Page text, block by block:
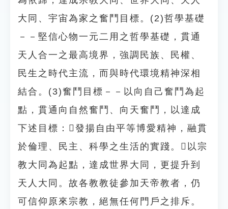
大同、宇宙為家之奮鬥目標。(2)哲學基礎
－－堅信心物一元二用之哲學基礎，貫通
天人合一之最高境界，強調民族、民權、
民生之時代主流，而與時代環境精神深相
結合。(3)奮鬥目標－－以向自己奮鬥為起
點，貫通向自然奮鬥、向天奮鬥，以達成
下述目標：發揚自由平等博愛精神，融貫
於倫理、民主、科學之生活的實踐。以宗
教大同為起點，達成世界大同，更提升到
天人大同。故各教教徒參加天帝教者，仍
可信仰原來宗教，絕無任何門戶之排斥。